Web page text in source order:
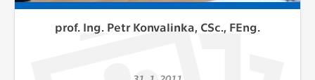
prof. Ing. Petr Konvalinka, CSc., FEng.
31. 1. 2011